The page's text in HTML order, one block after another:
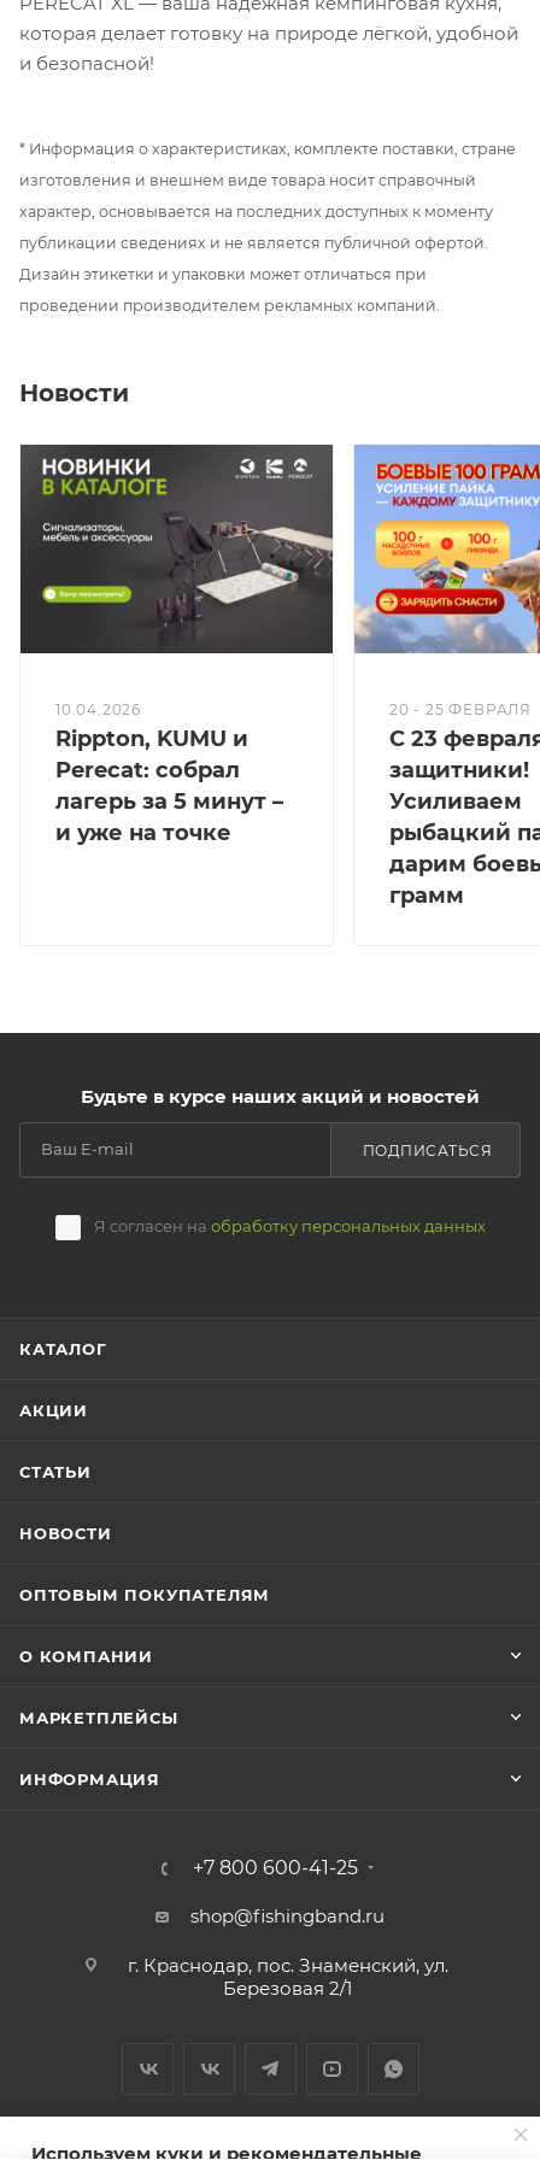
которая делает готовку на природе лёгкой, удобной
и безопасной!
* Информация о характеристиках, комплекте поставки, стране
изготовления и внешнем виде товара носит справочный
характер, основывается на последних доступных к моменту
публикации сведениях и не является публичной офертой.
Дизайн этикетки и упаковки может отличаться при
проведении производителем рекламных компаний.
Новости
10.04.2026
Rippton, KUMU и
Perecat: собрал
лагерь за 5 минут –
и уже на точке
20 - 25 ФЕВРАЛЯ
С 23
защитники!
Усиливаем
рыбацкий
дарим
грамм
Будьте в курсе наших акций и новостей
Я согласен на обработку персональных данных
ПОДПИСАТЬСЯ
КАТАЛОГ
АКЦИИ
СТАТЬИ
НОВОСТИ
ОПТОВЫМ ПОКУПАТЕЛЯМ
О КОМПАНИИ
МАРКЕТПЛЕЙСЫ
ИНФОРМАЦИЯ
+7 800 600-41-25
shop@fishingband.ru
г. Краснодар, пос. Знаменский, ул.
Березовая 2/1
Используем куки и рекомендательные